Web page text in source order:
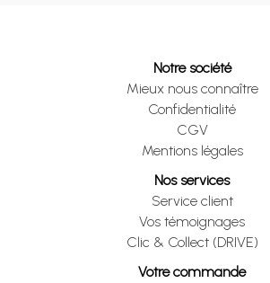
Notre société
Mieux nous connaître
Confidentialité
CGV
Mentions légales
Nos services
Service client
Vos témoignages
Clic & Collect (DRIVE)
Votre commande